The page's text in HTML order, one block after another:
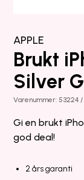
APPLE
Brukt
Silver
Varenummer: 53224
Gi en brukt
god deal!
2 års garanti